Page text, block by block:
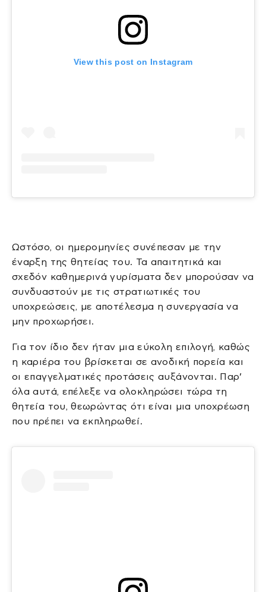
View this post on Instagram
Ωστόσο, οι ημερομηνίες συνέπεσαν με την
έναρξη της θητείας του. Τα απαιτητικά και
σχεδόν καθημερινά γυρίσματα δεν μπορούσαν να
συνδυαστούν με τις στρατιωτικές του
υποχρεώσεις, με αποτέλεσμα η συνεργασία να
μην προχωρήσει.
Για τον ίδιο δεν ήταν μια εύκολη επιλογή, καθώς
η καριέρα του βρίσκεται σε ανοδική πορεία και
οι επαγγελματικές προτάσεις αυξάνονται. Παρ’
όλα αυτά, επέλεξε να ολοκληρώσει τώρα τη
θητεία του, θεωρώντας ότι είναι μια υποχρέωση
που πρέπει να εκπληρωθεί.